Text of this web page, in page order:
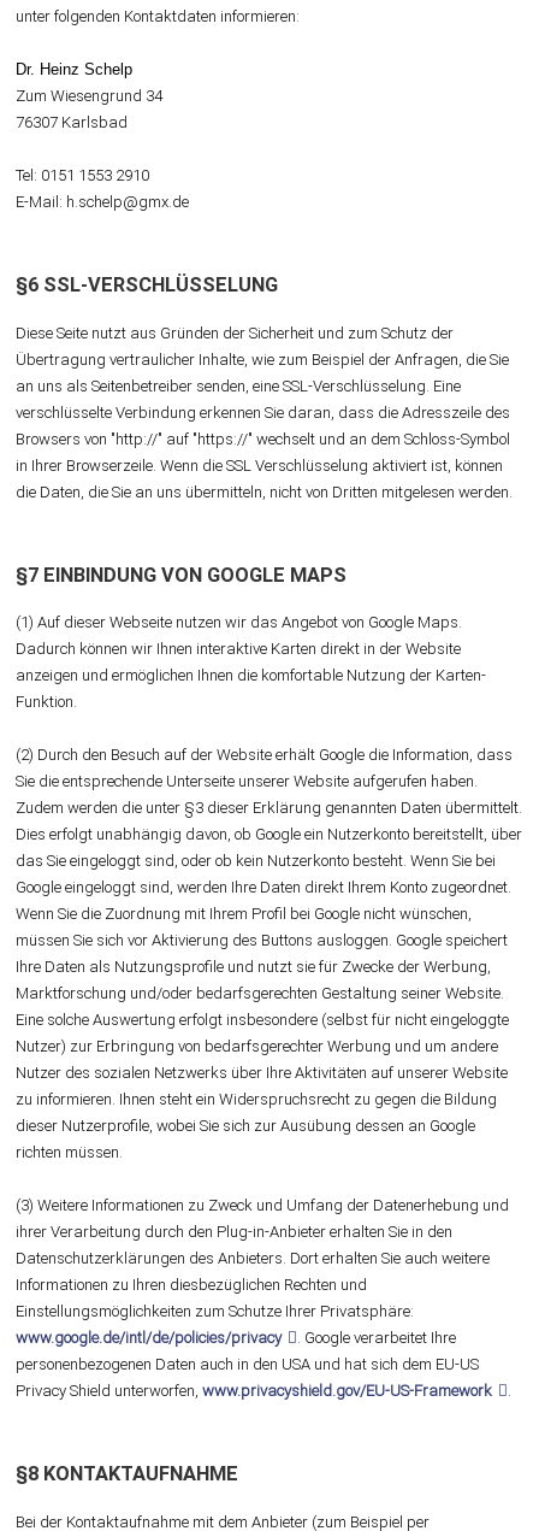
unter folgenden Kontaktdaten informieren:
Dr. Heinz Schelp
Zum Wiesengrund 34
76307 Karlsbad
Tel: 0151 1553 2910
E-Mail: h.schelp@gmx.de
§6 SSL-VERSCHLÜSSELUNG
Diese Seite nutzt aus Gründen der Sicherheit und zum Schutz der
Übertragung vertraulicher Inhalte, wie zum Beispiel der Anfragen, die Sie
an uns als Seitenbetreiber senden, eine SSL-Verschlüsselung. Eine
verschlüsselte Verbindung erkennen Sie daran, dass die Adresszeile des
Browsers von "http://" auf "https://" wechselt und an dem Schloss-Symbol
in Ihrer Browserzeile. Wenn die SSL Verschlüsselung aktiviert ist, können
die Daten, die Sie an uns übermitteln, nicht von Dritten mitgelesen werden.
§7 EINBINDUNG VON GOOGLE MAPS
(1) Auf dieser Webseite nutzen wir das Angebot von Google Maps.
Dadurch können wir Ihnen interaktive Karten direkt in der Website
anzeigen und ermöglichen Ihnen die komfortable Nutzung der Karten-
Funktion.
(2) Durch den Besuch auf der Website erhält Google die Information, dass
Sie die entsprechende Unterseite unserer Website aufgerufen haben.
Zudem werden die unter §3 dieser Erklärung genannten Daten übermittelt.
Dies erfolgt unabhängig davon, ob Google ein Nutzerkonto bereitstellt, über
das Sie eingeloggt sind, oder ob kein Nutzerkonto besteht. Wenn Sie bei
Google eingeloggt sind, werden Ihre Daten direkt Ihrem Konto zugeordnet.
Wenn Sie die Zuordnung mit Ihrem Profil bei Google nicht wünschen,
müssen Sie sich vor Aktivierung des Buttons ausloggen. Google speichert
Ihre Daten als Nutzungsprofile und nutzt sie für Zwecke der Werbung,
Marktforschung und/oder bedarfsgerechten Gestaltung seiner Website.
Eine solche Auswertung erfolgt insbesondere (selbst für nicht eingeloggte
Nutzer) zur Erbringung von bedarfsgerechter Werbung und um andere
Nutzer des sozialen Netzwerks über Ihre Aktivitäten auf unserer Website
zu informieren. Ihnen steht ein Widerspruchsrecht zu gegen die Bildung
dieser Nutzerprofile, wobei Sie sich zur Ausübung dessen an Google
richten müssen.
(3) Weitere Informationen zu Zweck und Umfang der Datenerhebung und
ihrer Verarbeitung durch den Plug-in-Anbieter erhalten Sie in den
Datenschutzerklärungen des Anbieters. Dort erhalten Sie auch weitere
Informationen zu Ihren diesbezüglichen Rechten und
Einstellungsmöglichkeiten zum Schutze Ihrer Privatsphäre:
www.google.de/intl/de/policies/privacy
. Google verarbeitet Ihre
personenbezogenen Daten auch in den USA und hat sich dem EU-US
Privacy Shield unterworfen,www.privacyshield.gov/EU-US-Framework .
§8 KONTAKTAUFNAHME
Bei der Kontaktaufnahme mit dem Anbieter (zum Beispiel per